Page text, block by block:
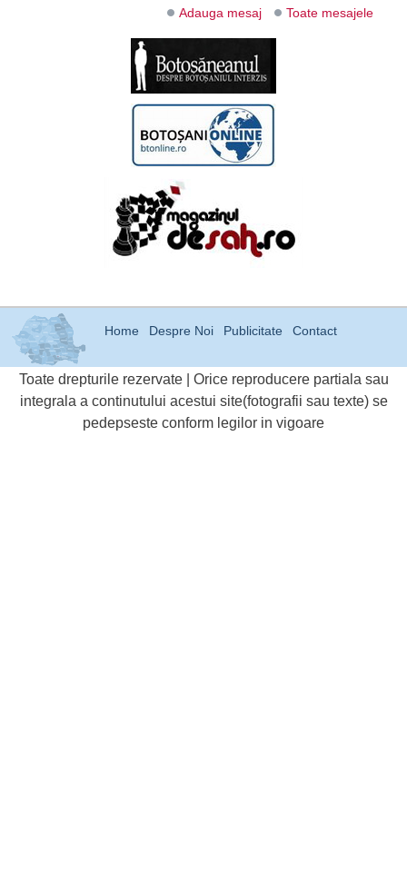
Adauga mesaj Toate mesajele
Home Despre Noi Publicitate Contact
Toate drepturile rezervate | Orice reproducere partiala sau
integrala a continutului acestui site(fotografii sau texte) se
pedepseste conform legilor in vigoare